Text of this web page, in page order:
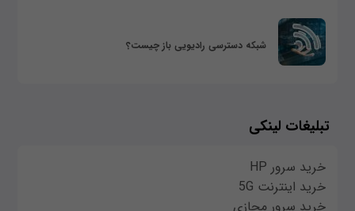
شبکه دسترسی رادیویی باز چیست؟
تبلیغات لینکی
خرید سرور HP
خرید اینترنت 5G
خرید سرور مجازی